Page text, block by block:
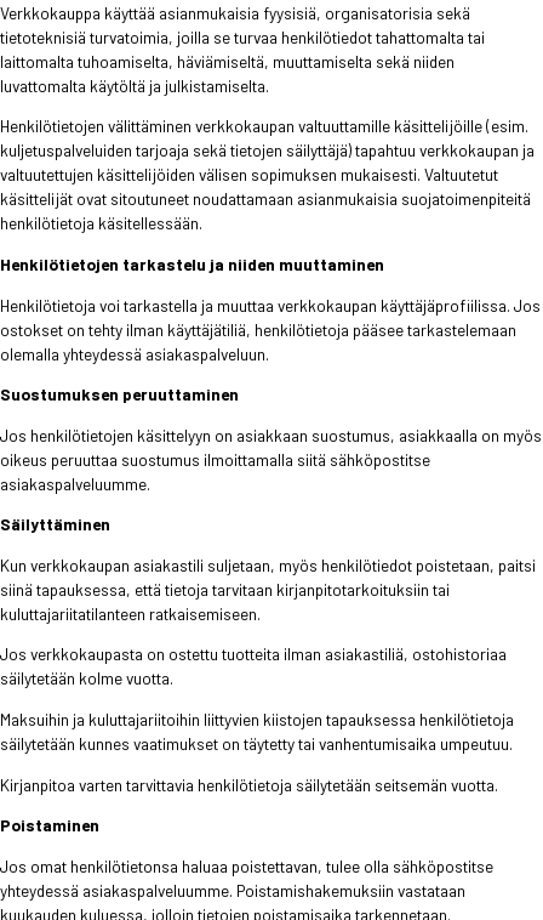
Verkkokauppa käyttää asianmukaisia fyysisiä, organisatorisia sekä
tietoteknisiä turvatoimia, joilla se turvaa henkilötiedot tahattomalta tai
laittomalta tuhoamiselta, häviämiseltä, muuttamiselta sekä niiden
luvattomalta käytöltä ja julkistamiselta.
Henkilötietojen välittäminen verkkokaupan valtuuttamille käsittelijöille (esim.
kuljetuspalveluiden tarjoaja sekä tietojen säilyttäjä) tapahtuu verkkokaupan ja
valtuutettujen käsittelijöiden välisen sopimuksen mukaisesti. Valtuutetut
käsittelijät ovat sitoutuneet noudattamaan asianmukaisia suojatoimenpiteitä
henkilötietoja käsitellessään.
Henkilötietojen tarkastelu ja niiden muuttaminen
Henkilötietoja voi tarkastella ja muuttaa verkkokaupan käyttäjäprofiilissa. Jos
ostokset on tehty ilman käyttäjätiliä, henkilötietoja pääsee tarkastelemaan
olemalla yhteydessä asiakaspalveluun.
Suostumuksen peruuttaminen
Jos henkilötietojen käsittelyyn on asiakkaan suostumus, asiakkaalla on myös
oikeus peruuttaa suostumus ilmoittamalla siitä sähköpostitse
asiakaspalveluumme.
Säilyttäminen
Kun verkkokaupan asiakastili suljetaan, myös henkilötiedot poistetaan, paitsi
siinä tapauksessa, että tietoja tarvitaan kirjanpitotarkoituksiin tai
kuluttajariitatilanteen ratkaisemiseen.
Jos verkkokaupasta on ostettu tuotteita ilman asiakastiliä, ostohistoriaa
säilytetään kolme vuotta.
Maksuihin ja kuluttajariitoihin liittyvien kiistojen tapauksessa henkilötietoja
säilytetään kunnes vaatimukset on täytetty tai vanhentumisaika umpeutuu.
Kirjanpitoa varten tarvittavia henkilötietoja säilytetään seitsemän vuotta.
Poistaminen
Jos omat henkilötietonsa haluaa poistettavan, tulee olla sähköpostitse
yhteydessä asiakaspalveluumme. Poistamishakemuksiin vastataan
kuukauden kuluessa, jolloin tietojen poistamisaika tarkennetaan.